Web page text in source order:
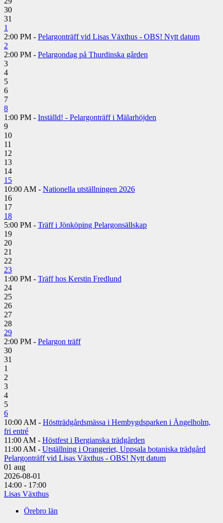
30
31
1
2:00 PM - Pelargonträff vid Lisas Växthus - OBS! Nytt datum
2
2:00 PM - Pelargondag på Thurdinska gården
3
4
5
6
7
8
1:00 PM - Inställd! - Pelargonträff i Mälarhöjden
9
10
11
12
13
14
15
10:00 AM - Nationella utställningen 2026
16
17
18
5:00 PM - Träff i Jönköping Pelargonsällskap
19
20
21
22
23
1:00 PM - Träff hos Kerstin Fredlund
24
25
26
27
28
29
2:00 PM - Pelargon träff
30
31
1
2
3
4
5
6
10:00 AM - Höstträdgårdsmässa i Hembygdsparken i Ängelholm,
fri entré
11:00 AM - Höstfest i Bergianska trädgården
11:00 AM - Utställning i Orangeriet, Uppsala botaniska trädgård
Pelargonträff vid Lisas Växthus - OBS! Nytt datum
01 aug
2026-08-01
14:00 - 17:00
Lisas Växthus
Örebro län